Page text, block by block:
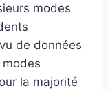
modes
de données
la majorité